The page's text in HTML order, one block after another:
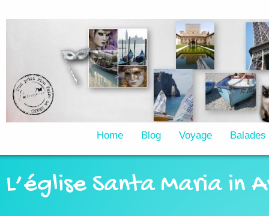
Home Blog Voyage Balades
L’église Santa Maria in